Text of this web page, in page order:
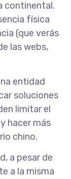
continental.
física
(que verás
las webs,
entidad
soluciones
limitar el
hacer más
chino.
a pesar de
a la misma